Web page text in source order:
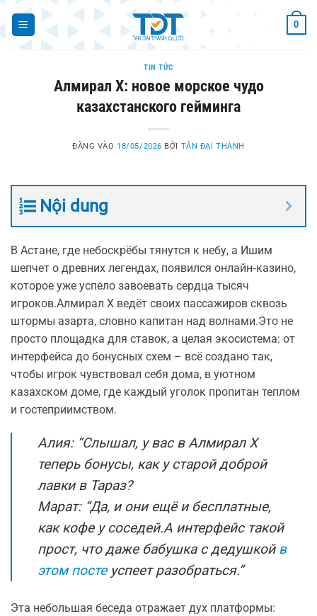
Bỏ
qua
nội
0
TIN TỨC
Алмирал Х: новое морское чудо
казахстанского гейминга
ĐĂNG VÀO 18/05/2026 BỞI TÂN ĐẠI THÀNH
Nội dung
В Астане, где небоскрёбы тянутся к небу, а Ишим
шепчет о древних легендах, появился онлайн‑казино,
которое уже успело завоевать сердца тысяч
игроков.Алмирал Х ведёт своих пассажиров сквозь
штормы азарта, словно капитан над волнами.Это не
просто площадка для ставок, а целая экосистема: от
интерфейса до бонусных схем – всё создано так,
чтобы игрок чувствовал себя дома, в уютном
казахском доме, где каждый уголок пропитан теплом
и гостеприимством.
Алия: “Слышал, у вас в Алмирал Х
теперь бонусы, как у старой доброй
лавки в Тараз?
Марат: “Да, и они ещё и бесплатные,
как кофе у соседей.А интерфейс такой
прост, что даже бабушка с дедушкой в
этом постеуспеет разобраться.”
Эта небольшая беседа отражает дух платформы: